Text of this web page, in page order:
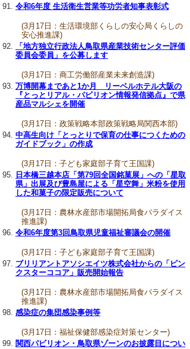
令和6年度 生活衛生営業等功労者知事表彰式
(3月17日：生活環境部くらしの安心局くらしの
安心推進課)
「地方独立行政法人鳥取県産業技術センター評価
委員会委員」を公募します
(3月17日：商工労働部産業未来創造課)
万博開幕まであと1か月 リーベルホテル大阪の
『とっとリアル・パビリオン情報発信拠点』で県
産品マルシェを開催
(3月17日：政策戦略本部政策戦略局関西本部)
中高生向け「とっとりで保育の仕事につくための
ガイドブック」の作成
(3月17日：子ども家庭部子育て王国課)
日本橋三越本店「第79回全国銘菓展」への「星取
県」出展及び豊島屋による「星空舞」米粉を使用
した和菓子の限定販売について
(3月17日：農林水産部市場開拓局食パラダイス
推進課)
令和6年度第3回鳥取県児童福祉審議会の開催
(3月17日：子ども家庭部子育て王国課)
ブリリアントアソシエイツ株式会社からの「ピン
クスターココア」販売開始報告
(3月17日：農林水産部市場開拓局食パラダイス
推進課)
感染症の集団感染事例等
(3月17日：福祉保健部感染症対策センター)
関西パビリオン・鳥取県ゾーンのお披露目につい